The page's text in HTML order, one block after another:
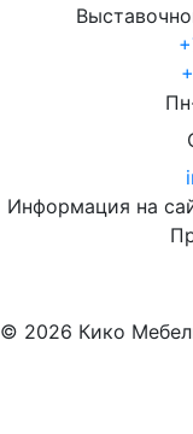
Информация на
© 2026 Кико